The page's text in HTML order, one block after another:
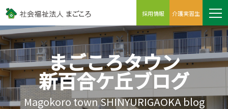
採用情報 介護実習生
まごころタウン
新百合ケ丘ブログ
Magokoro town SHINYURIGAOKA blog